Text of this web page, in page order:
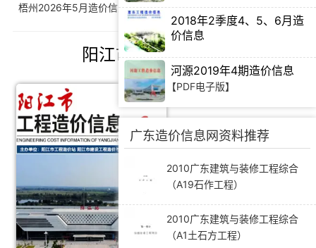
梧州2026年5月造价信息 马鞍山2026年5月造价信息
阳江市造价信息推荐
2018年2季度4、5、6月造
价信息
河源2019年4期造价信息
【PDF电子版】
广东造价信息网资料推荐
2010广东建筑与装修工程综合
（A19石作工程）
2010广东建筑与装修工程综合
（A1土石方工程）